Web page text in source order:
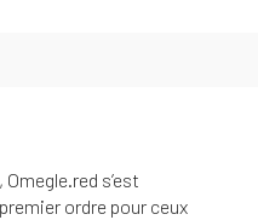
s’est
ordre pour ceux